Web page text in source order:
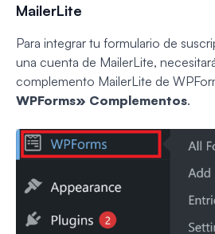
MailerLite
Para integrar tu formulario de
una cuenta de MailerLite,
complemento MailerLite de
WPForms» Complementos.